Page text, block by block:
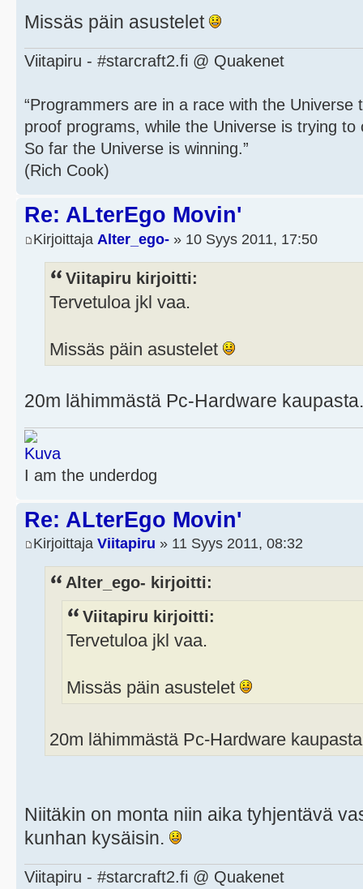
Missäs päin asustelet
Viitapiru - #starcraft2.fi @ Quakenet
“Programmers are in a race with the
proof programs, while the Universe is trying
So far the Universe is winning.”
(Rich Cook)
Re: ALterEgo Movin'
Kirjoittaja Alter_ego- » 10 Syys 2011, 17:50
Viitapiru kirjoitti:
Tervetuloa jkl vaa.
Missäs päin asustelet
20m lähimmästä Pc-Hardware
I am the underdog
Re: ALterEgo Movin'
Kirjoittaja Viitapiru » 11 Syys 2011, 08:32
Alter_ego- kirjoitti:
Viitapiru kirjoitti:
Tervetuloa jkl vaa.
Missäs päin asustelet
20m lähimmästä Pc-Hardware
Niitäkin on monta niin aika tyhjentävä
kunhan kysäisin.
Viitapiru - #starcraft2.fi @ Quakenet